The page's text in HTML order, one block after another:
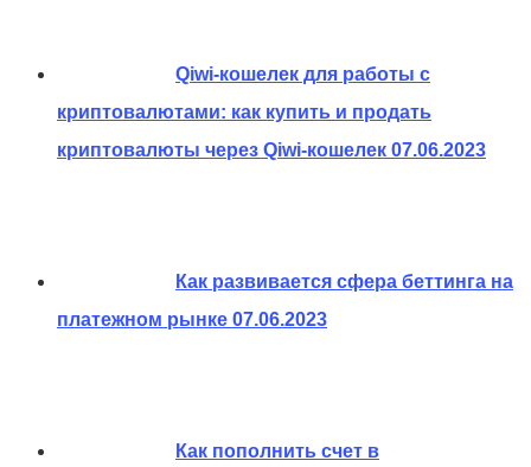
Qiwi-кошелек для работы с
криптовалютами: как купить и продать
криптовалюты через Qiwi-кошелек 07.06.2023
Как развивается сфера беттинга на
платежном рынке 07.06.2023
Как пополнить счет в